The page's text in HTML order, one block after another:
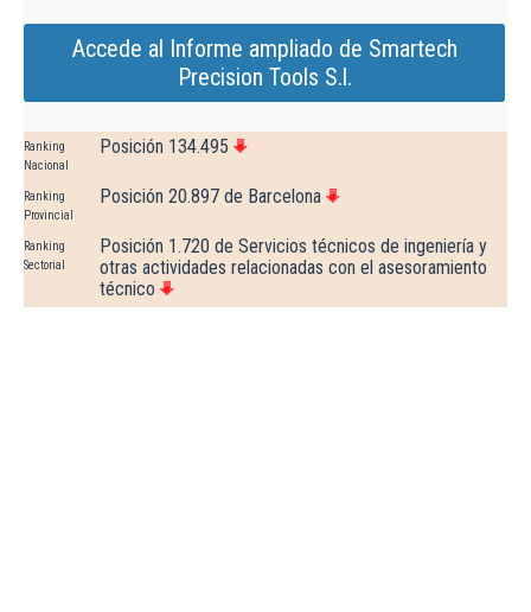
Accede al Informe ampliado de Smartech
Precision Tools S.l.
Ranking
Nacional
Posición 134.495
Ranking
Provincial
Posición 20.897 de Barcelona
Ranking
Sectorial
Posición 1.720 de Servicios técnicos de ingeniería y
otras actividades relacionadas con el asesoramiento
técnico